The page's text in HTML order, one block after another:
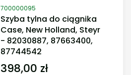
Kod produktu
700000095
Szyba tylna do ciągnika
Case, New Holland, Steyr
- 82030887, 87663400,
87744542
Cena
398,00 zł